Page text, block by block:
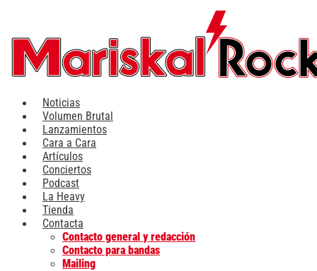
contenido
Noticias
Volumen Brutal
Lanzamientos
Cara a Cara
Artículos
Conciertos
Podcast
La Heavy
Tienda
Contacta
Contacto general y redacción
Contacto para bandas
Mailing